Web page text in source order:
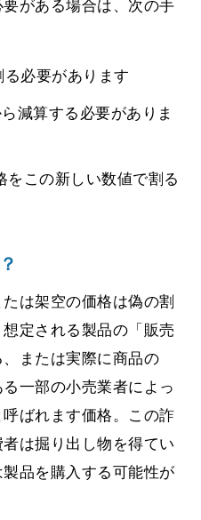
がある場合は、次の手
必要があります
減算する必要がありま
をこの新しい数値で割る
は架空の価格は偽の割
定される製品の「販売
または実際に商品の
一部の小売業者によっ
ばれます価格。この詐
は掘り出し物を得てい
品を購入する可能性が